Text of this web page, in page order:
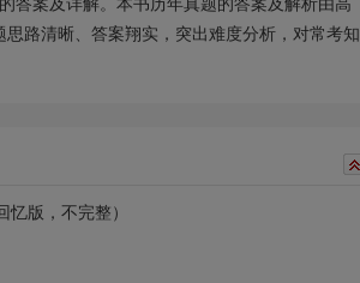
答案及详解。本书历年真题的答案及解析由高
路清晰、答案翔实，突出难度分析，对常考知
版，不完整）